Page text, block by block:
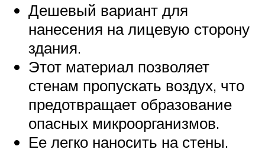
Дешевый вариант для
нанесения на лицевую сторону
здания.
Этот материал позволяет
стенам пропускать воздух, что
предотвращает образование
опасных микроорганизмов.
Ее легко наносить на стены.